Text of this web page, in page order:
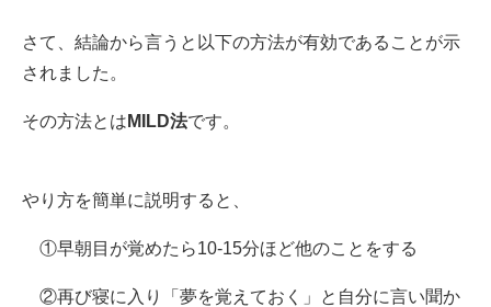
さて、結論から言うと以下の方法が有効であることが示
されました。
その方法とは MILD法です。
やり方を簡単に説明すると、
①早朝目が覚めたら10-15分ほど他のことをする
②再び寝に入り「夢を覚えておく」と自分に言い聞か